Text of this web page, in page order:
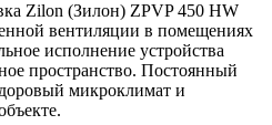
Zilon (Зилон) ZPVP 450 HW
вентиляции в помещениях
исполнение устройства
пространство. Постоянный
микроклимат и